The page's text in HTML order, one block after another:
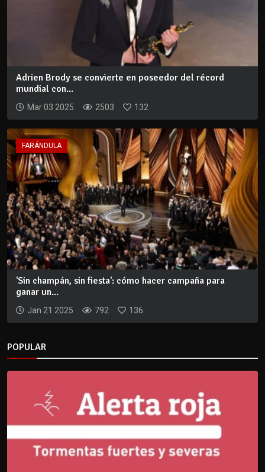
Adrien Brody se convierte en poseedor del récord
mundial con...
Mar 03 2025 2503 132
FARÁNDULA
'Sin champán, sin fiesta': cómo hacer campaña para
ganar un...
Jan 21 2025 792 136
POPULAR